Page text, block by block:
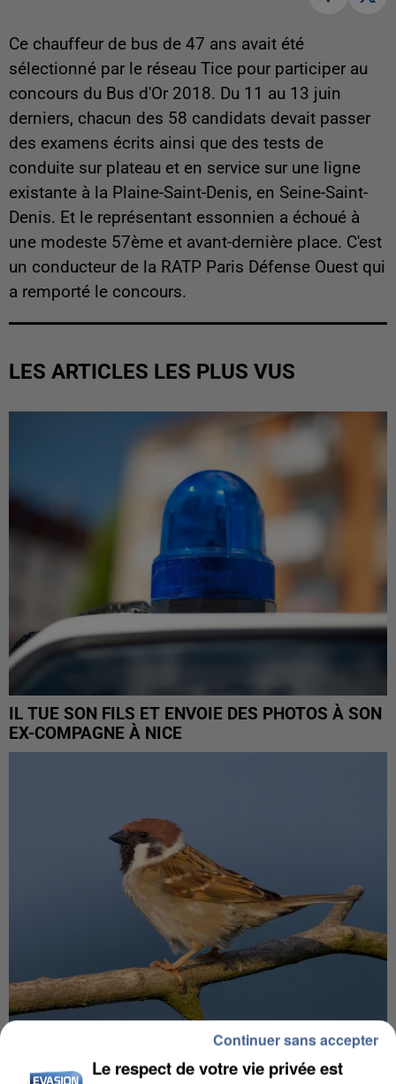
Ce chauffeur de bus de 47 ans avait été
sélectionné par le réseau Tice pour participer au
concours du Bus d'Or 2018. Du 11 au 13 juin
derniers, chacun des 58 candidats devait passer
des examens écrits ainsi que des tests de
conduite sur plateau et en service sur une ligne
existante à la Plaine-Saint-Denis, en Seine-Saint-
Denis. Et le représentant essonnien a échoué à
une modeste 57ème et avant-dernière place. C'est
un conducteur de la RATP Paris Défense Ouest qui
a remporté le concours.
LES ARTICLES LES PLUS VUS
IL TUE SON FILS ET ENVOIE DES PHOTOS À SON
EX-COMPAGNE À NICE
APRÈS TOUTES CES CANICULES, LES REFUGES
DE FAUNE SAUVAGE SONT...
Le respect de votre vie privée est
Continuer sans accepter